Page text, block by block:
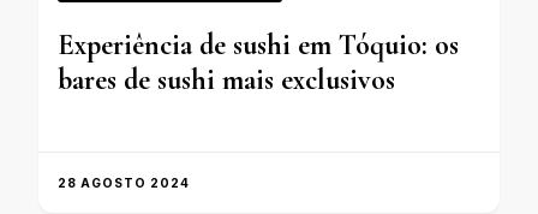
Experiência de sushi em Tóquio: os
bares de sushi mais exclusivos
28 AGOSTO 2024